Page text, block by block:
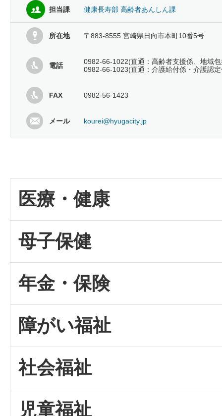
担当課 健康長寿部 高齢者あんしん課
所在地 〒883-8555 宮崎県日向市本町10番5号
電話
0982-66-1022(直通：高齢者支援係、地域
0982-66-1023(直通：介護給付係・介護認
FAX 0982-56-1423
メール kourei@hyugacity.jp
医療・健康
母子保健
年金・保険
障がい福祉
社会福祉
児童福祉